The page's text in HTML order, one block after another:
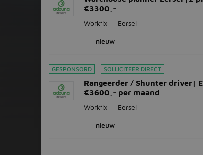
€3300,-
Workfix Eersel
nieuw
GESPONSORD SOLLICITEER DIRECT
Rangeerder / Shunter driver|
€3600,- per maand
Workfix Eersel
nieuw